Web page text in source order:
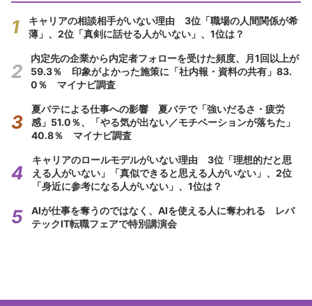
キャリアの相談相手がいない理由 3位「職場の人間関係が希
薄」、2位「真剣に話せる人がいない」、1位は？
内定先の企業から内定者フォローを受けた頻度、月1回以上が
59.3％ 印象がよかった施策に「社内報・資料の共有」83.
0％ マイナビ調査
夏バテによる仕事への影響 夏バテで「強いだるさ・疲労
感」51.0％、「やる気が出ない／モチベーションが落ちた」
40.8％ マイナビ調査
キャリアのロールモデルがいない理由 3位「理想的だと思
える人がいない」「真似できると思える人がいない」、2位
「身近に参考になる人がいない」、1位は？
AIが仕事を奪うのではなく、AIを使える人に奪われる レバ
テックIT転職フェアで特別講演会